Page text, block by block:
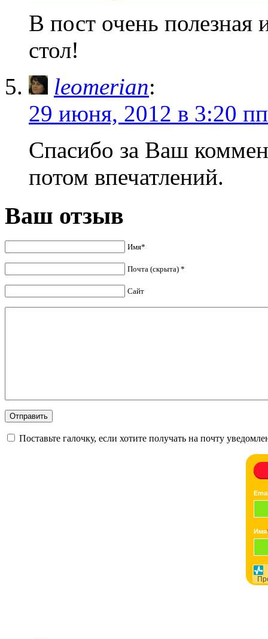
В пост очень
стол!
leomerian:
29 июня, 2012 в 3:20 пп
Спасибо за Ваш
потом впечатлений.
Ваш отзыв
Имя*
Почта (скрыта) *
Сайт
Поставьте галочку, если хотите получать на почту
Имя